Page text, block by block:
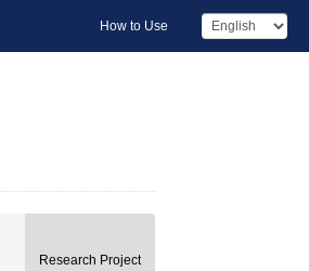
How to Use
Research Project